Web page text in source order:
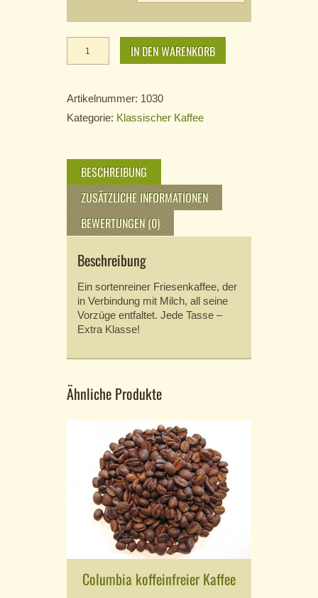
Friesenkaffee
Menge
IN DEN WARENKORB
Artikelnummer: 1030
Kategorie: Klassischer Kaffee
BESCHREIBUNG
ZUSÄTZLICHE INFORMATIONEN
BEWERTUNGEN (0)
Beschreibung
Ein sortenreiner Friesenkaffee, der
in Verbindung mit Milch, all seine
Vorzüge entfaltet. Jede Tasse –
Extra Klasse!
Ähnliche Produkte
Columbia koffeinfreier Kaffee